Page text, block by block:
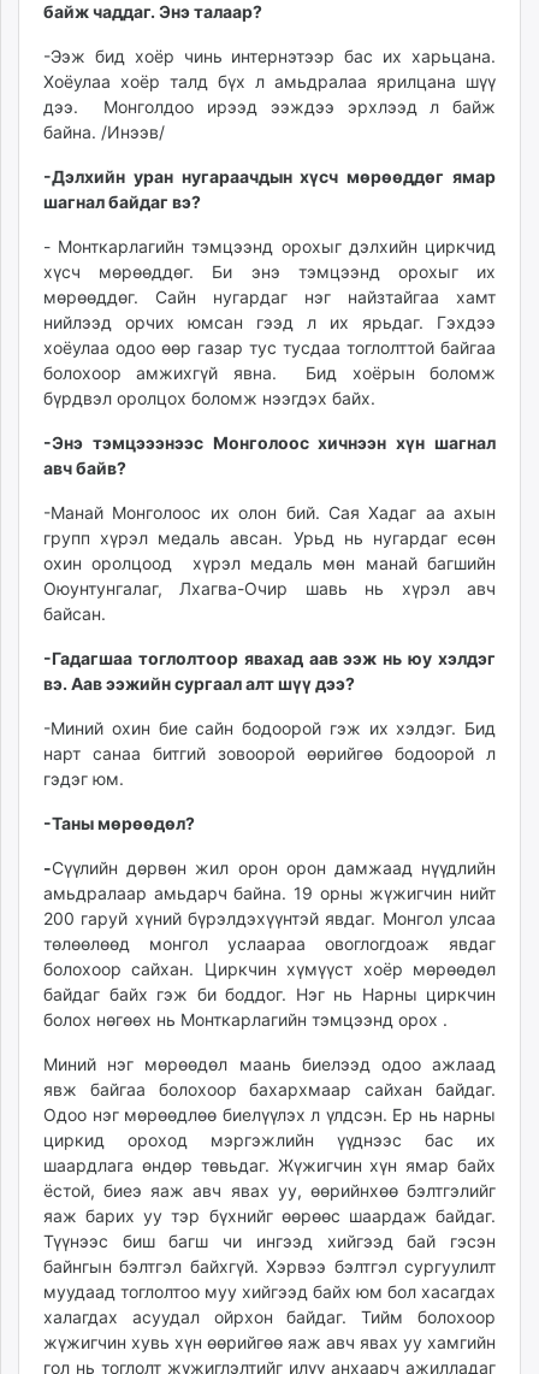
байж чаддаг. Энэ талаар?
-Ээж бид хоёр чинь интернэтээр бас их харьцана.
Хоёулаа хоёр талд бүх л амьдралаа ярилцана шүү
дээ. Монголдоо ирээд ээждээ эрхлээд л байж
байна. /Инээв/
-Дэлхийн уран нугараачдын хүсч мөрөөддөг ямар
шагнал байдаг вэ?
- Монткарлагийн тэмцээнд орохыг дэлхийн циркчид
хүсч мөрөөддөг. Би энэ тэмцээнд орохыг их
мөрөөддөг. Сайн нугардаг нэг найзтайгаа хамт
нийлээд орчих юмсан гээд л их ярьдаг. Гэхдээ
хоёулаа одоо өөр газар тус тусдаа тоглолттой байгаа
болохоор амжихгүй явна. Бид хоёрын боломж
бүрдвэл оролцох боломж нээгдэх байх.
-Энэ тэмцэээнээс Монголоос хичнээн хүн шагнал
авч байв?
-Манай Монголоос их олон бий. Сая Хадаг аа ахын
групп хүрэл медаль авсан. Урьд нь нугардаг есөн
охин оролцоод хүрэл медаль мөн манай багшийн
Оюунтунгалаг, Лхагва-Очир шавь нь хүрэл авч
байсан.
-Гадагшаа тоглолтоор явахад аав ээж нь юу хэлдэг
вэ. Аав ээжийн сургаал алт шүү дээ?
-Миний охин бие сайн бодоорой гэж их хэлдэг. Бид
нарт санаа битгий зовоорой өөрийгөө бодоорой л
гэдэг юм.
-Таны мөрөөдөл?
-Сүүлийн дөрвөн жил орон орон дамжаад нүүдлийн
амьдралаар амьдарч байна. 19 орны жүжигчин нийт
200 гаруй хүний бүрэлдэхүүнтэй явдаг. Монгол улсаа
төлөөлөөд монгол услаараа овоглогдоаж явдаг
болохоор сайхан. Циркчин хүмүүст хоёр мөрөөдөл
байдаг байх гэж би боддог. Нэг нь Нарны циркчин
болох нөгөөх нь Монткарлагийн тэмцээнд орох .
Миний нэг мөрөөдөл маань биелээд одоо ажлаад
явж байгаа болохоор бахархмаар сайхан байдаг.
Одоо нэг мөрөөдлөө биелүүлэх л үлдсэн. Ер нь нарны
циркид ороход мэргэжлийн үүднээс бас их
шаардлага өндөр төвьдаг. Жүжигчин хүн ямар байх
ёстой, биеэ яаж авч явах уу, өөрийнхөө бэлтгэлийг
яаж барих уу тэр бүхнийг өөрөөс шаардаж байдаг.
Түүнээс биш багш чи ингээд хийгээд бай гэсэн
байнгын бэлтгэл байхгүй. Хэрвээ бэлтгэл сургуулилт
муудаад тоглолтоо муу хийгээд байх юм бол хасагдах
халагдах асуудал ойрхон байдаг. Тийм болохоор
жүжигчин хувь хүн өөрийгөө яаж авч явах уу хамгийн
гол нь тоглолт жүжиглэлтийг илүү анхаарч ажилладаг